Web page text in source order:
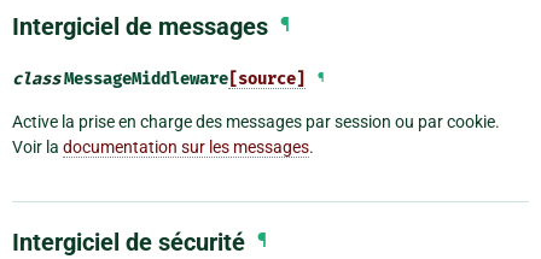
Intergiciel de messages ¶
classMessageMiddleware [source] ¶
Active la prise en charge des messages par session ou par cookie.
Voir la documentation sur les messages.
Intergiciel de sécurité ¶